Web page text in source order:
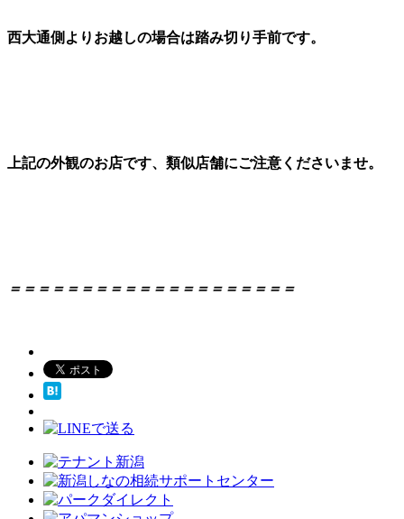
西大通側よりお越しの場合は踏み切り手前です。
上記の外観のお店です、類似店舗にご注意くださいませ。
＝＝＝＝＝＝＝＝＝＝＝＝＝＝＝＝＝＝＝＝